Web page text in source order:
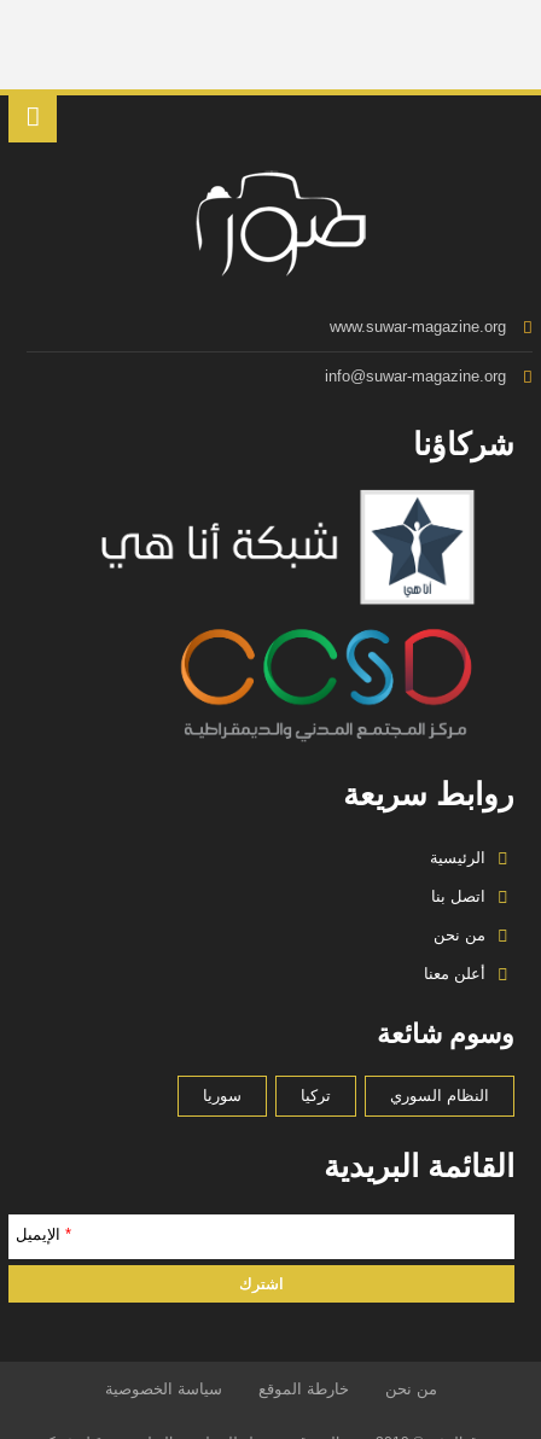
www.suwar-magazine.org
info@suwar-magazine.org
شركاؤنا
روابط سريعة
الرئيسية
اتصل بنا
من نحن
أعلن معنا
وسوم شائعة
النظام السوري تركيا سوريا
القائمة البريدية
* الإيميل
من نحن خارطة الموقع سياسة الخصوصية